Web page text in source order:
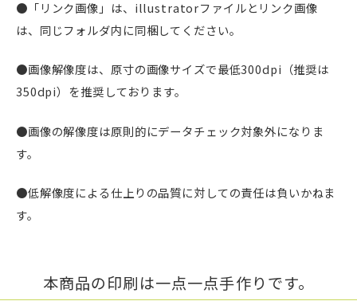
●「リンク画像」は、illustratorファイルとリンク画像
は、同じフォルダ内に同梱してください。
●画像解像度は、原寸の画像サイズで最低300dpi（推奨は
350dpi）を推奨しております。
●画像の解像度は原則的にデータチェック対象外になりま
す。
●低解像度による仕上りの品質に対しての責任は負いかねま
す。
本商品の印刷は一点一点手作りです。